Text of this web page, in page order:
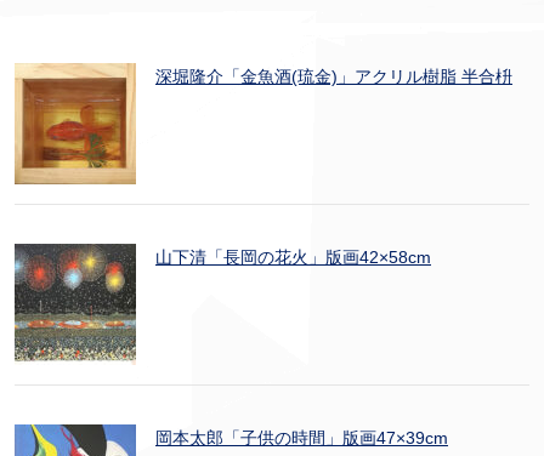
深堀隆介「金魚酒(琉金)」アクリル樹脂 半合枡
山下清「長岡の花火」版画42×58cm
岡本太郎「子供の時間」版画47×39cm